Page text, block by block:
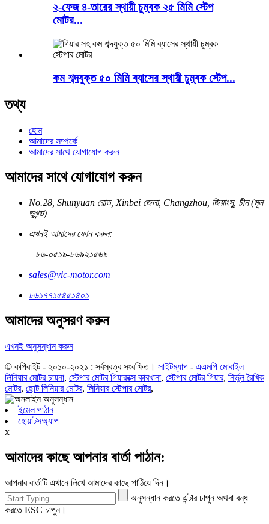
২-ফেজ ৪-তারের স্থায়ী চুম্বক ২৫ মিমি স্টেপ
মোটর...
কম শব্দযুক্ত ৫০ মিমি ব্যাসের স্থায়ী চুম্বক স্টেপ...
তথ্য
হোম
আমাদের সম্পর্কে
আমাদের সাথে যোগাযোগ করুন
আমাদের সাথে যোগাযোগ করুন
No.28, Shunyuan রোড, Xinbei জেলা, Changzhou, জিয়াংসু, চীন (মূল
ভূখন্ড)
এখনই আমাদের ফোন করুন:
+৮৬-০৫১৯-৮৬৯২১৫৬৯
sales@vic-motor.com
৮৬১৭৭১৫৪৫১৪০১
আমাদের অনুসরণ করুন
এখনই অনুসন্ধান করুন
© কপিরাইট - ২০১০-২০২১ : সর্বস্বত্ব সংরক্ষিত। সাইটম্যাপ - এএমপি মোবাইল
লিনিয়ার মোটর চায়না, স্টেপার মোটর গিয়ারবক্স কারখানা, স্টেপার মোটর গিয়ার, নির্ভুল রৈখিক
মোটর, ছোট লিনিয়ার মোটর, লিনিয়ার স্টেপার মোটর,
ইমেল পাঠান
হোয়াটসঅ্যাপ
x
আমাদের কাছে আপনার বার্তা পাঠান:
আপনার বার্তাটি এখানে লিখে আমাদের কাছে পাঠিয়ে দিন।
অনুসন্ধান করতে এন্টার চাপুন অথবা বন্ধ
করতে ESC চাপুন।